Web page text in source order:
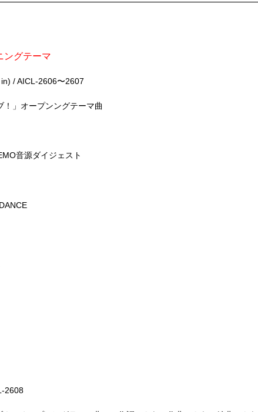
ングテーマ
/ AICL-2606〜2607
」オープンングテーマ曲
音源ダイジェスト
2608